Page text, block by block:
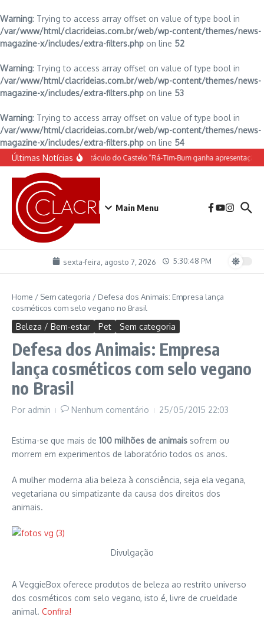
Warning: Trying to access array offset on value of type bool in
/var/www/html/clacrideias.com.br/web/wp-content/themes/news-
magazine-x/includes/extra-filters.php on line 52
Warning: Trying to access array offset on value of type bool in
/var/www/html/clacrideias.com.br/web/wp-content/themes/news-
magazine-x/includes/extra-filters.php on line 53
Warning: Trying to access array offset on value of type bool in
/var/www/html/clacrideias.com.br/web/wp-content/themes/news-
magazine-x/includes/extra-filters.php on line 54
Ir para o conteúdo
Últimas NotíciasO espetáculo do Castelo “Rá-Tim-Bum ganha apresentação
Main Menu
sexta-feira, agosto 7, 2026 5:30:48 PM
Home / Sem categoria / Defesa dos Animais: Empresa lança
cosméticos com selo vegano no Brasil
Beleza / Bem-estar Pet Sem categoria
Defesa dos Animais: Empresa
lança cosméticos com selo vegano
no Brasil
Por admin Nenhum comentário 25/05/2015 22:03
Estima-se que mais de 100 milhões de animais sofrem ou
morrem em experimentos de laboratório todos os anos.
A mulher moderna alia beleza à consciência, seja ela vegana,
vegetariana ou simpatizante da causa dos direitos dos
animais.
Divulgação
A VeggieBox oferece produtos de beleza ao restrito universo
dos cosméticos com selo vegano, isto é, livre de crueldade
animal. Confira!